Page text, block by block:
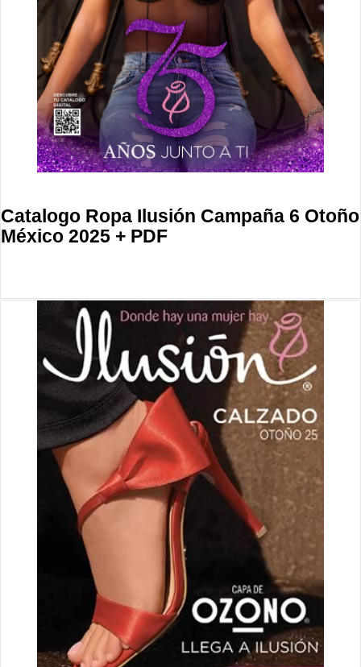
Catalogo Ropa Ilusión Campaña 6 Otoño
México 2025 + PDF